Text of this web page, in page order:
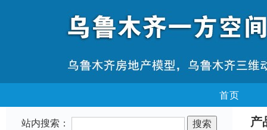
首页
站内搜索： 产